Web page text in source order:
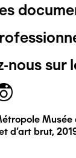
nous sur
d'art brut,